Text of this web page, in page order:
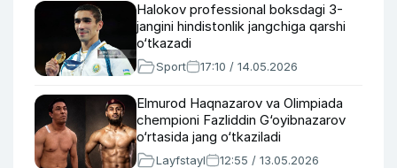
Halokov professional boksdagi 3-
jangini hindistonlik jangchiga qarshi
o‘tkazadi
Sport 17:10 / 14.05.2026
Elmurod Haqnazarov va Olimpiada
chempioni Fazliddin G‘oyibnazarov
o‘rtasida jang o‘tkaziladi
Layfstayl 12:55 / 13.05.2026